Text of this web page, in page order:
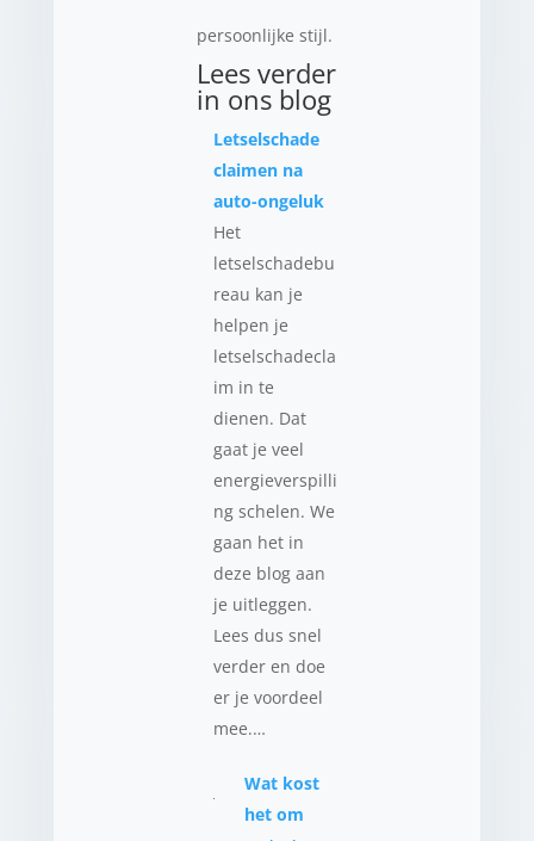
persoonlijke stijl.
Lees verder
in ons blog
Letselschade
claimen na
auto-ongeluk
Het
letselschadebu
reau kan je
helpen je
letselschadecla
im in te
dienen. Dat
gaat je veel
energieverspilli
ng schelen. We
gaan het in
deze blog aan
je uitleggen.
Lees dus snel
verder en doe
er je voordeel
mee.…
Wat kost
het om